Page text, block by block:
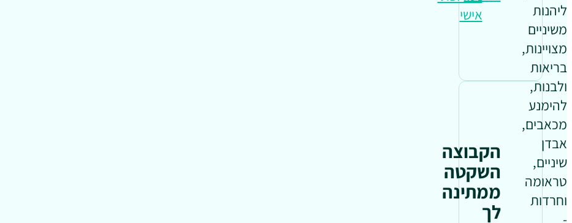
ליהנות
משיניים
מצויינות,
בריאות
ולבנות,
להימנע
מכאבים,
אבדן
שיניים,
טראומה
וחרדות
-
אישי
הקבוצה
השקטה
ממתינה
לך